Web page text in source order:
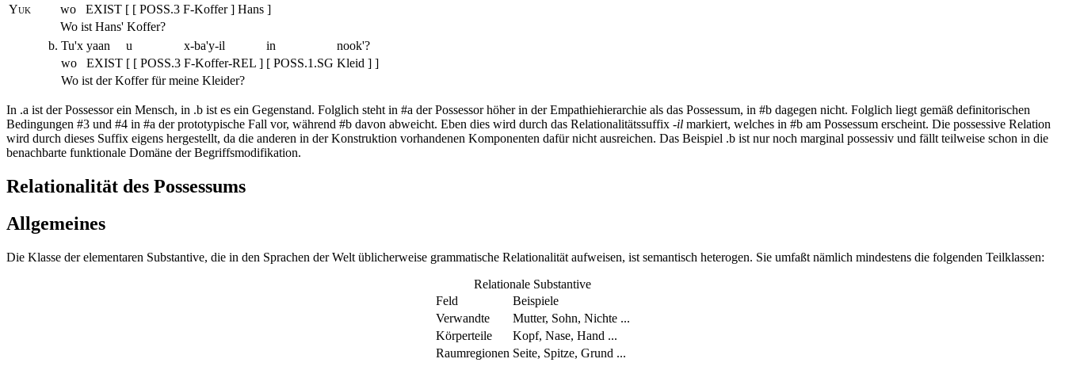
Yuk
wo EXIST [ [ POSS.3 F-Koffer ] Hans ]
Wo ist Hans' Koffer?
b. Tu'x yaan u x-ba'y-il in
nook'?
wo
EXIST [ [ POSS.3 F-Koffer-REL ] [ POSS.1.SG Kleid ] ]
Wo ist der Koffer für meine Kleider?
In .a ist der Possessor ein Mensch, in .b ist es ein Gegenstand. Folglich steht in #a der Possessor höher in der Empathiehierarchie als das Possessum, in #b dagegen nicht. Folglich liegt gemäß definitorischen
Bedingungen #3 und #4 in #a der prototypische Fall vor, während #b davon abweicht. Eben dies wird durch das Relationalitätssuffix -il markiert, welches in #b am Possessum erscheint. Die possessive Relation
wird durch dieses Suffix eigens hergestellt, da die anderen in der Konstruktion vorhandenen Komponenten dafür nicht ausreichen. Das Beispiel .b ist nur noch marginal possessiv und fällt teilweise schon in die
benachbarte funktionale Domäne der Begriffsmodifikation.
Relationalität des Possessums
Allgemeines
Die Klasse der elementaren Substantive, die in den Sprachen der Welt üblicherweise grammatische Relationalität aufweisen, ist semantisch heterogen. Sie umfaßt nämlich mindestens die folgenden Teilklassen:
Relationale Substantive
Feld
Beispiele
Verwandte
Mutter, Sohn, Nichte ...
Körperteile
Kopf, Nase, Hand ...
Raumregionen Seite, Spitze, Grund ...